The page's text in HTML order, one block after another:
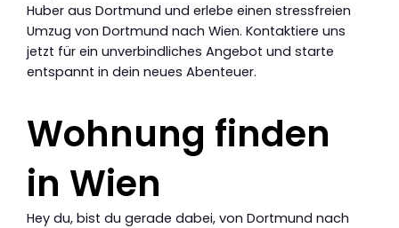
Huber aus Dortmund und erlebe einen stressfreien
Umzug von Dortmund nach Wien. Kontaktiere uns
jetzt für ein unverbindliches Angebot und starte
entspannt in dein neues Abenteuer.
Wohnung finden
in Wien
Hey du, bist du gerade dabei, von Dortmund nach